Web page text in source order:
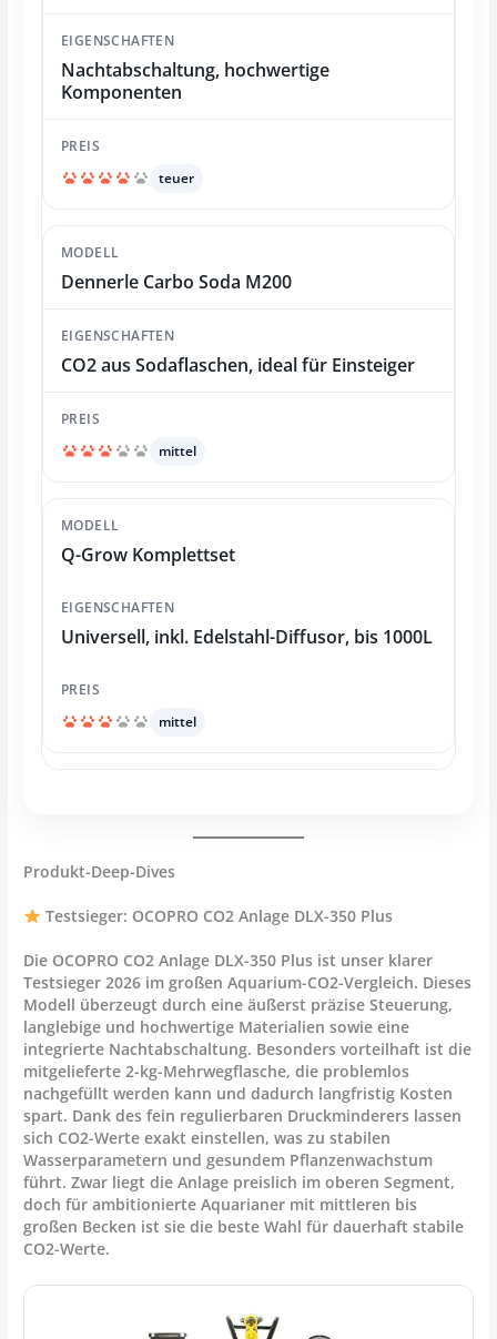
Nachtabschaltung, hochwertige
Komponenten
teuer
Dennerle Carbo Soda M200
CO2 aus Sodaflaschen, ideal für Einsteiger
mittel
Q-Grow Komplettset
Universell, inkl. Edelstahl-Diffusor, bis 1000L
mittel
Produkt-Deep-Dives
Testsieger: OCOPRO CO2 Anlage DLX-350 Plus
Die OCOPRO CO2 Anlage DLX-350 Plus ist unser klarer
Testsieger 2026 im großen Aquarium-CO2-Vergleich. Dieses
Modell überzeugt durch eine äußerst präzise Steuerung,
langlebige und hochwertige Materialien sowie eine
integrierte Nachtabschaltung. Besonders vorteilhaft ist die
mitgelieferte2-kg-Mehrwegflasche, die problemlos
nachgefüllt werden kann und dadurch langfristig Kosten
spart. Dank des fein regulierbaren Druckminderers lassen
sich CO2-Werte exakt einstellen, was zu stabilen
Wasserparametern und gesundem Pflanzenwachstum
führt. Zwar liegt die Anlage preislich im oberen Segment,
doch für ambitionierte Aquarianer mit mittleren bis
großen Becken ist sie die beste Wahl für dauerhaft stabile
CO2-Werte.